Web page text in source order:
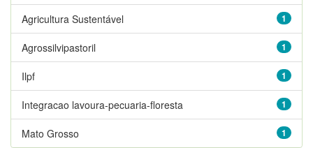
1
Agricultura Sustentável
1
Agrossilvipastoril
1
Ilpf
1
Integracao lavoura-pecuaria-floresta
1
Mato Grosso